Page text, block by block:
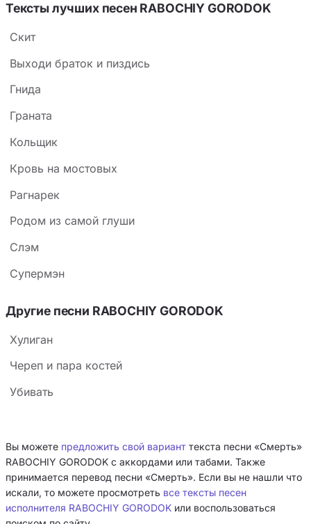
Тексты лучших песен RABOCHIY GORODOK
Cкит
Выходи браток и пиздись
Гнида
Граната
Кольщик
Кровь на мостовых
Рагнарек
Родом из самой глуши
Слэм
Супермэн
Другие песни RABOCHIY GORODOK
Хулиган
Череп и пара костей
Убивать
Вы можете предложить свой вариант текста песни «Смерть»
RABOCHIY GORODOK с аккордами или табами. Также
принимается перевод песни «Смерть». Если вы не нашли что
искали, то можете просмотреть все тексты песен
исполнителя RABOCHIY GORODOK или воспользоваться